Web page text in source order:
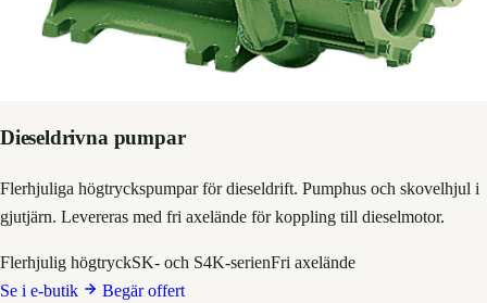
Dieseldrivna pumpar
Flerhjuliga högtryckspumpar för dieseldrift. Pumphus och skovelhjul i
gjutjärn. Levereras med fri axelände för koppling till dieselmotor.
Flerhjulig högtryckSK- och S4K-serienFri axelände
Se i e-butik
Begär offert